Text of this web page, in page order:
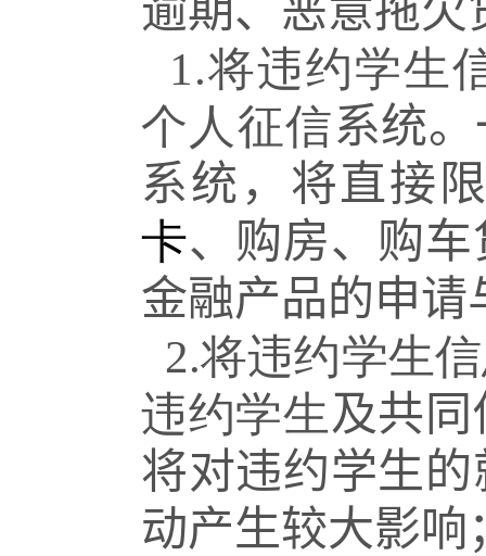
逾期、 恶意拖欠
1.将违约学生
个人征信系统
系统，将直接
卡、购房、购
金融产品的申请
2.将违约学生
违约学生及共
将对违约学生
动产生较大影响